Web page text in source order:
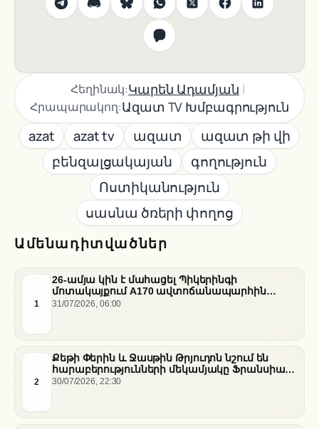
Ամենադիտվածներ
1
26-ամյա կին է մահացել Պիկերինգի
մոտակայքում A170 ավտոճանապարհին
տեղի ունեցած վթարի հետևանքով
31/07/2026, 06:00
2
Քեթի Փերին և Ջասթին Թրյուդոն նշում են
հարաբերությունների մեկամյակը Ֆրանսիայի
հարավում
30/07/2026, 22:30
Հեղինակ:Կարեն Ադամյան |
Հրապարակող:Ազատ TV Խմբագրություն
azat azat tv ազատ
ազատ թի վի
բենզալցակայան
գողություն
Ոստիկանություն
սասնա ծռերի փողոց